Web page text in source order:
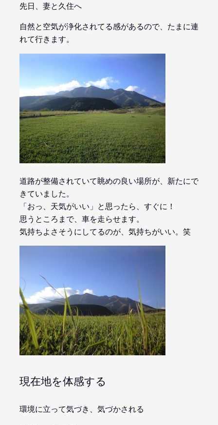
先日、妻と久住へ
自然と空気が浄化されてる感があるので、たまに連
れて行きます。
道路が整備されていて眺めの良い場所が、新たにで
きていました。
「おっ、天気がいい」と思ったら、すぐに！
思うところまで、車を走らせます。
気持ちよさそうにしてるのが、気持ちがいい。笑
現在地を体感する
環境に立って気づき、気づかされる